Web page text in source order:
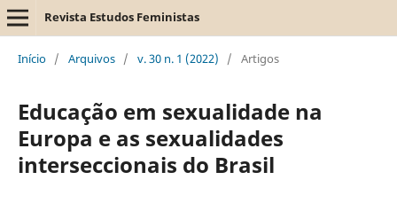
Revista Estudos Feministas
Início / Arquivos / v. 30 n. 1 (2022) / Artigos
Educação em sexualidade na
Europa e as sexualidades
interseccionais do Brasil